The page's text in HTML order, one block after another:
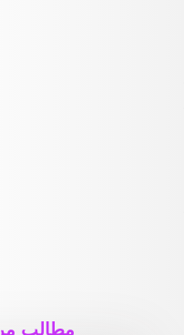
مطالب